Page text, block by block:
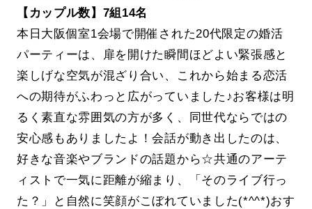
【カップル数】7組14名
本日大阪個室1会場で開催された20代限定の婚活
パーティーは、扉を開けた瞬間ほどよい緊張感と
楽しげな空気が混ざり合い、これから始まる恋活
への期待がふわっと広がっていました♪お客様は明
るく素直な雰囲気の方が多く、同世代ならではの
安心感もありましたよ！会話が動き出したのは、
好きな音楽やブランドの話題から☆共通のアーテ
ィストで一気に距離が縮まり、「そのライブ行っ
た？」と自然に笑顔がこぼれていました(*^^*)おす